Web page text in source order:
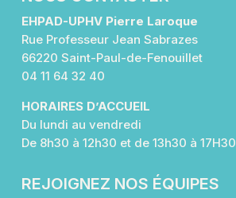
EHPAD-UPHV Pierre Laroque
Rue Professeur Jean Sabrazes
66220 Saint-Paul-de-Fenouillet
04 11 64 32 40
HORAIRES D’ACCUEIL
Du lundi au vendredi
De 8h30 à 12h30 et de 13h30 à 17H30
REJOIGNEZ NOS ÉQUIPES